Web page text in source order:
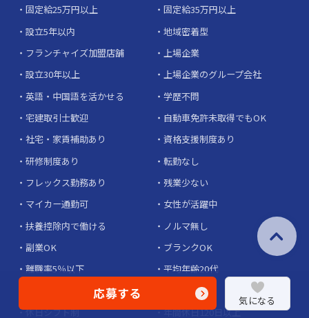
応募する 気になる
固定給25万円以上
固定給35万円以上
設立5年以内
地域密着型
フランチャイズ加盟店舗
上場企業
設立30年以上
上場企業のグループ会社
英語・中国語を活かせる
学歴不問
宅建取引士歓迎
自動車免許未取得でもOK
社宅・家賃補助あり
資格支援制度あり
研修制度あり
転勤なし
フレックス勤務あり
残業少ない
マイカー通勤可
女性が活躍中
扶養控除内で働ける
ノルマ無し
副業OK
ブランクOK
離職率5％以下
平均年齢20代
完全週休2日
休日シフト制
年間休日120日以上